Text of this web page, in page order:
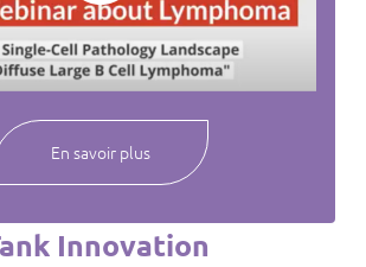
des séances précédentes et joignez-vous
des lymphomes et des maladies
En savoir plus
Innovation